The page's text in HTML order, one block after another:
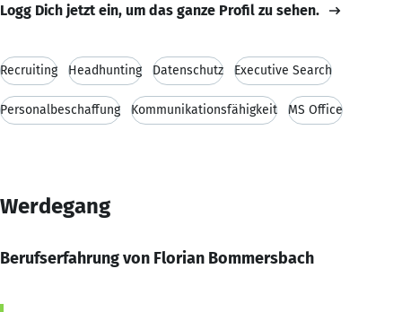
Logg Dich jetzt ein, um das ganze Profil zu sehen.
Recruiting Headhunting Datenschutz Executive Search
Personalbeschaffung Kommunikationsfähigkeit MS Office
Werdegang
Berufserfahrung von Florian Bommersbach